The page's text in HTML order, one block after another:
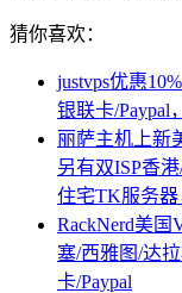
猜你喜欢：
justvps优惠
银联卡/Paypal
丽萨主机上新
另有双ISP香
住宅TK服务
RackNerd美国
塞/西雅图/达
卡/Paypal